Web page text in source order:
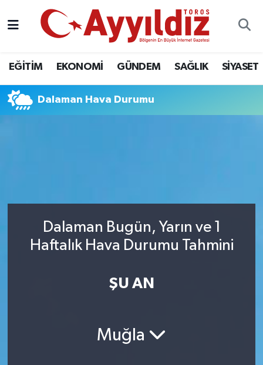
EĞİTİM EKONOMİ GÜNDEM SAĞLIK SİYASET
Dalaman Hava Durumu
Dalaman Bugün, Yarın ve 1
Haftalık Hava Durumu Tahmini
ŞU AN
Muğla